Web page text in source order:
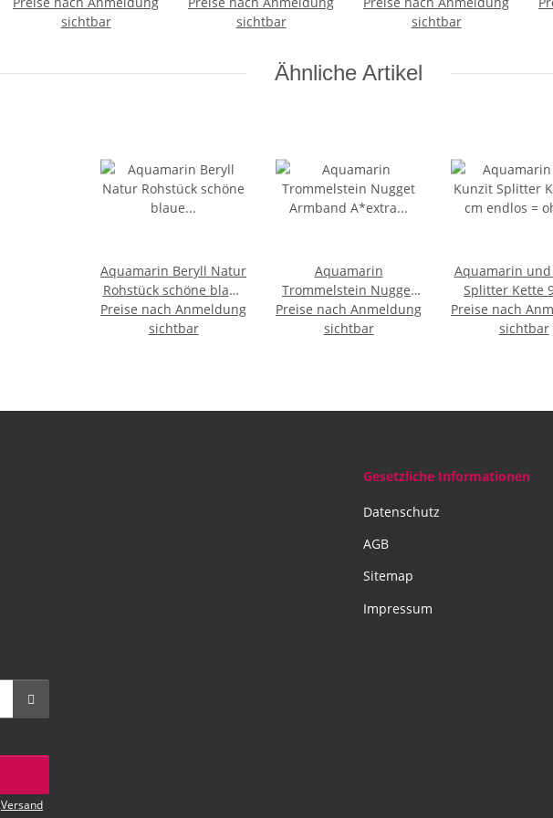
fluoriszierend ca. 15-20
sichtbar
sichtbar
- 10 Steine ca. 20 - 30
sichtbar
Ähnliche Artikel
Aquamarin Beryll Natur
Rohstück schöne blaue
klare Aqua Farbe
Größe:M 4,0-6 g
Preise nach Anmeldung
sichtbar
Aquamarin
Trommelstein Nugget
Armband A*extra
Qualität ca. 19 - 20 cm
Preise nach Anmeldung
sichtbar
Aquamarin
Splitter Kette
endlos =
Verschluss
Preise nach
sichtbar
Gesetzliche Informationen
Datenschutz
AGB
Sitemap
Impressum
Versand